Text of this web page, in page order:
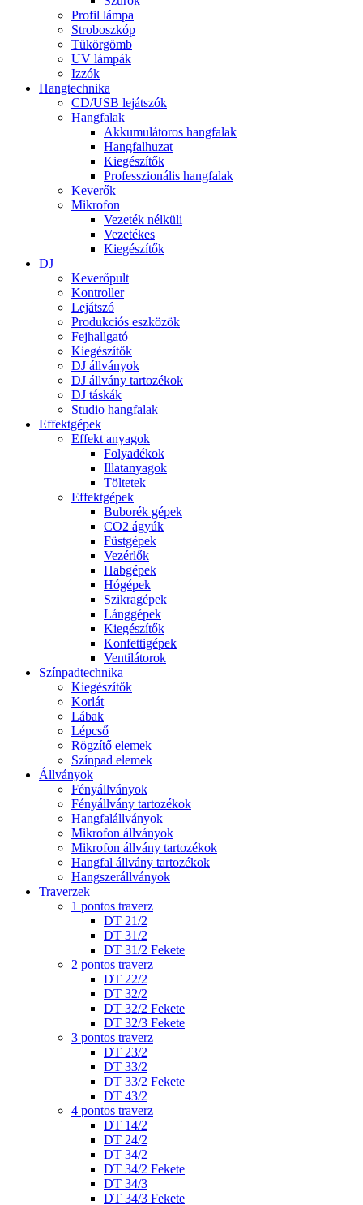
Profil lámpa
Stroboszkóp
Tükörgömb
UV lámpák
Izzók
Hangtechnika
CD/USB lejátszók
Hangfalak
Akkumulátoros hangfalak
Hangfalhuzat
Kiegészítők
Professzionális hangfalak
Keverők
Mikrofon
Vezeték nélküli
Vezetékes
Kiegészítők
DJ
Keverőpult
Kontroller
Lejátszó
Produkciós eszközök
Fejhallgató
Kiegészítők
DJ állványok
DJ állvány tartozékok
DJ táskák
Studio hangfalak
Effektgépek
Effekt anyagok
Folyadékok
Illatanyagok
Töltetek
Effektgépek
Buborék gépek
CO2 ágyúk
Füstgépek
Vezérlők
Habgépek
Hógépek
Szikragépek
Lánggépek
Kiegészítők
Konfettigépek
Ventilátorok
Színpadtechnika
Kiegészítők
Korlát
Lábak
Lépcső
Rögzítő elemek
Színpad elemek
Állványok
Fényállványok
Fényállvány tartozékok
Hangfalállványok
Mikrofon állványok
Mikrofon állvány tartozékok
Hangfal állvány tartozékok
Hangszerállványok
Traverzek
1 pontos traverz
DT 21/2
DT 31/2
DT 31/2 Fekete
2 pontos traverz
DT 22/2
DT 32/2
DT 32/2 Fekete
DT 32/3 Fekete
3 pontos traverz
DT 23/2
DT 33/2
DT 33/2 Fekete
DT 43/2
4 pontos traverz
DT 14/2
DT 24/2
DT 34/2
DT 34/2 Fekete
DT 34/3
DT 34/3 Fekete